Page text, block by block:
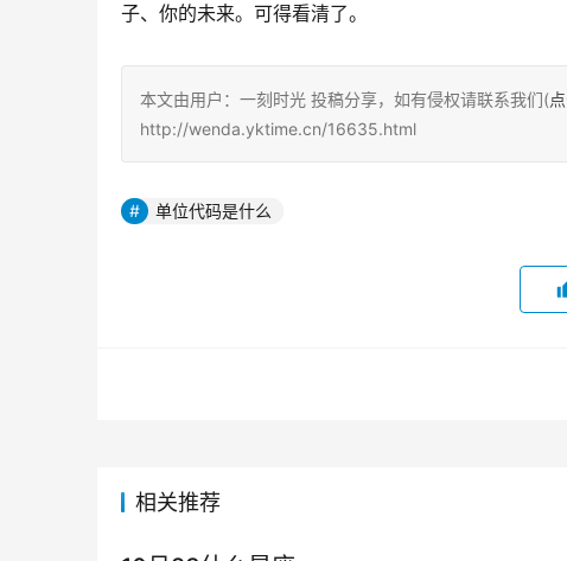
子、你的未来。可得看清了。
本文由用户：一刻时光 投稿分享，如有侵权请联系我们(
http://wenda.yktime.cn/16635.html
单位代码是什么
相关推荐